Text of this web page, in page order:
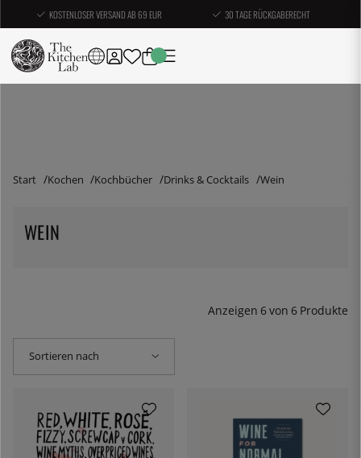
KOSTENLOSER VERSAND AB 69 EUR 30 TAGE RÜCKGABERECHT
Start Kochen Kochbücher Drinks & Cocktails Wein
WEIN
Anzeigen 6von 6 Produkte
Sortieren nach